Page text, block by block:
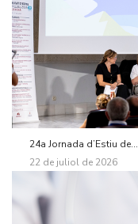
24a Jornada d’Estiu de...
22 de juliol de 2026